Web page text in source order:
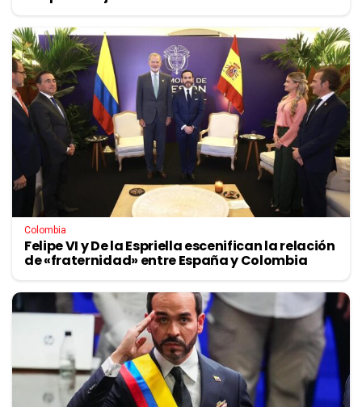
Colombia
Felipe VI y De la Espriella escenifican la relación
de «fraternidad» entre España y Colombia